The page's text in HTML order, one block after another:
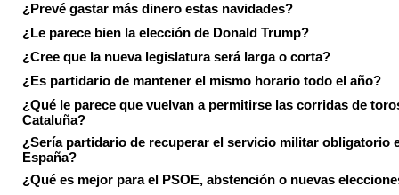
¿Prevé gastar más dinero estas navidades?
¿Le parece bien la elección de Donald Trump?
¿Cree que la nueva legislatura será larga o corta?
¿Es partidario de mantener el mismo horario todo el año?
¿Qué le parece que vuelvan a permitirse las corridas de
Cataluña?
¿Sería partidario de recuperar el servicio militar obligatorio
España?
¿Qué es mejor para el PSOE, abstención o nuevas